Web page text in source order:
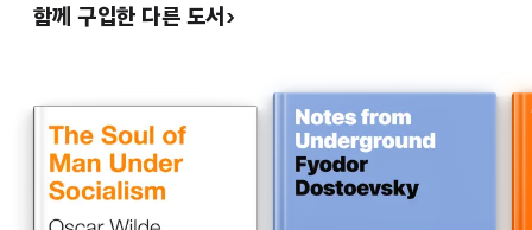
함께 구입한 다른 도서